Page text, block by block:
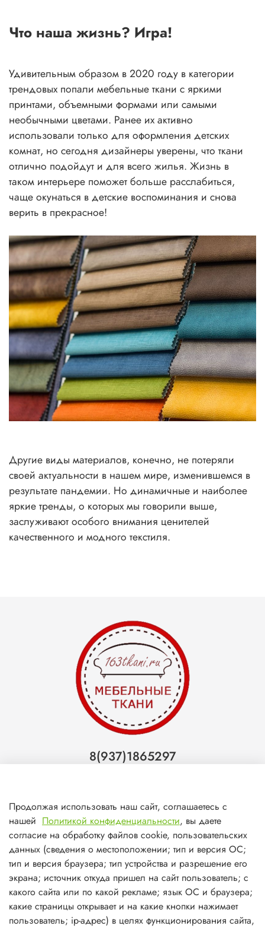
Что наша жизнь? Игра!
Удивительным образом в 2020 году в категории
трендовых попали мебельные ткани с яркими
принтами, объемными формами или самыми
необычными цветами. Ранее их активно
использовали только для оформления детских
комнат, но сегодня дизайнеры уверены, что ткани
отлично подойдут и для всего жилья. Жизнь в
таком интерьере поможет больше расслабиться,
чаще окунаться в детские воспоминания и снова
верить в прекрасное!
Другие виды материалов, конечно, не потеряли
своей актуальности в нашем мире, изменившемся в
результате пандемии. Но динамичные и наиболее
яркие тренды, о которых мы говорили выше,
заслуживают особого внимания ценителей
качественного и модного текстиля.
О магазине
8(937)1865297
Самара (ТЦ МегаМебель)
8(927)7360008
Самара (ст.м. Победа)
Продолжая использовать наш сайт, соглашаетесь с
нашей Политикой конфиденциальности, вы даете
согласие на обработку файлов cookie, пользовательских
данных (сведения о местоположении; тип и версия ОС;
тип и версия браузера; тип устройства и разрешение его
экрана; источник откуда пришел на сайт пользователь; с
какого сайта или по какой рекламе; язык ОС и браузера;
какие страницы открывает и на какие кнопки нажимает
пользователь; ip-адрес) в целях функционирования сайта,